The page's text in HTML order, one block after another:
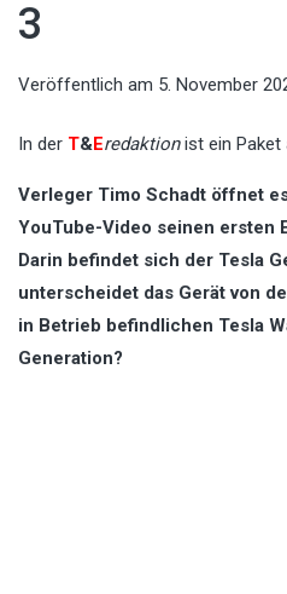
3
Veröffentlich am 5. November
In der T&Eredaktionist ein Paket
Verleger Timo Schadt öffnet
YouTube-Video seinen ersten
Darin befindet sich der Tesla
unterscheidet das Gerät von
in Betrieb befindlichen Tesla
Generation?